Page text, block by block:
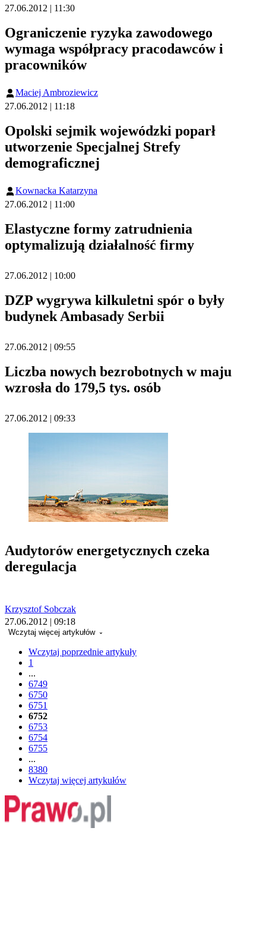
27.06.2012 | 11:30
Ograniczenie ryzyka zawodowego
wymaga współpracy pracodawców i
pracowników
Maciej Ambroziewicz
27.06.2012 | 11:18
Opolski sejmik wojewódzki poparł
utworzenie Specjalnej Strefy
demograficznej
Kownacka Katarzyna
27.06.2012 | 11:00
Elastyczne formy zatrudnienia
optymalizują działalność firmy
27.06.2012 | 10:00
DZP wygrywa kilkuletni spór o były
budynek Ambasady Serbii
27.06.2012 | 09:55
Liczba nowych bezrobotnych w maju
wzrosła do 179,5 tys. osób
27.06.2012 | 09:33
Audytorów energetycznych czeka
deregulacja
Krzysztof Sobczak
27.06.2012 | 09:18
Wczytaj więcej artykułów
Wczytaj poprzednie artykuły
1
...
6749
6750
6751
6752
6753
6754
6755
...
8380
Wczytaj więcej artykułów